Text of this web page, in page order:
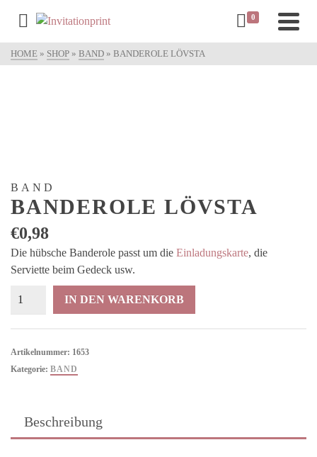
0
HOME » SHOP » BAND » BANDEROLE LÖVSTA
BAND
BANDEROLE LÖVSTA
€0,98
Die hübsche Banderole passt um die Einladungskarte, die
Serviette beim Gedeck usw.
Banderole
IN DEN WARENKORB
Artikelnummer: 1653
Kategorie: BAND
Beschreibung